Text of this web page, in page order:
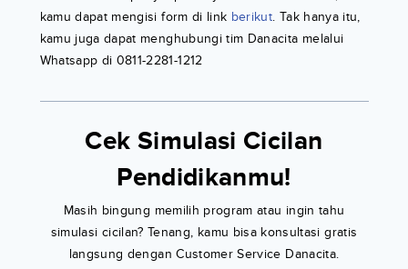
kamu dapat mengisi form di link berikut. Tak hanya itu,
kamu juga dapat menghubungi tim Danacita melalui
Whatsapp di 0811-2281-1212
Cek Simulasi Cicilan
Pendidikanmu!
Masih bingung memilih program atau ingin tahu
simulasi cicilan? Tenang, kamu bisa konsultasi gratis
langsung dengan Customer Service Danacita.